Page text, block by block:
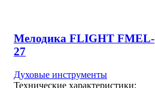
Мелодика FLIGHT FMEL-
27
Духовые инструменты
Технические характеристики: